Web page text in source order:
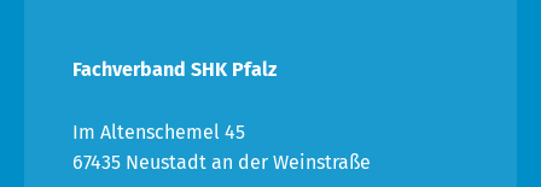
Fachverband SHK Pfalz
Im Altenschemel 45
67435 Neustadt an der Weinstraße